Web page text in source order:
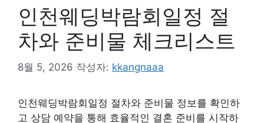
인천웨딩박람회일정 절
차와 준비물 체크리스트
8월 5, 2026 작성자: kkangnaaa
인천웨딩박람회일정 절차와 준비물 정보를 확인하
고 상담 예약을 통해 효율적인 결혼 준비를 시작하